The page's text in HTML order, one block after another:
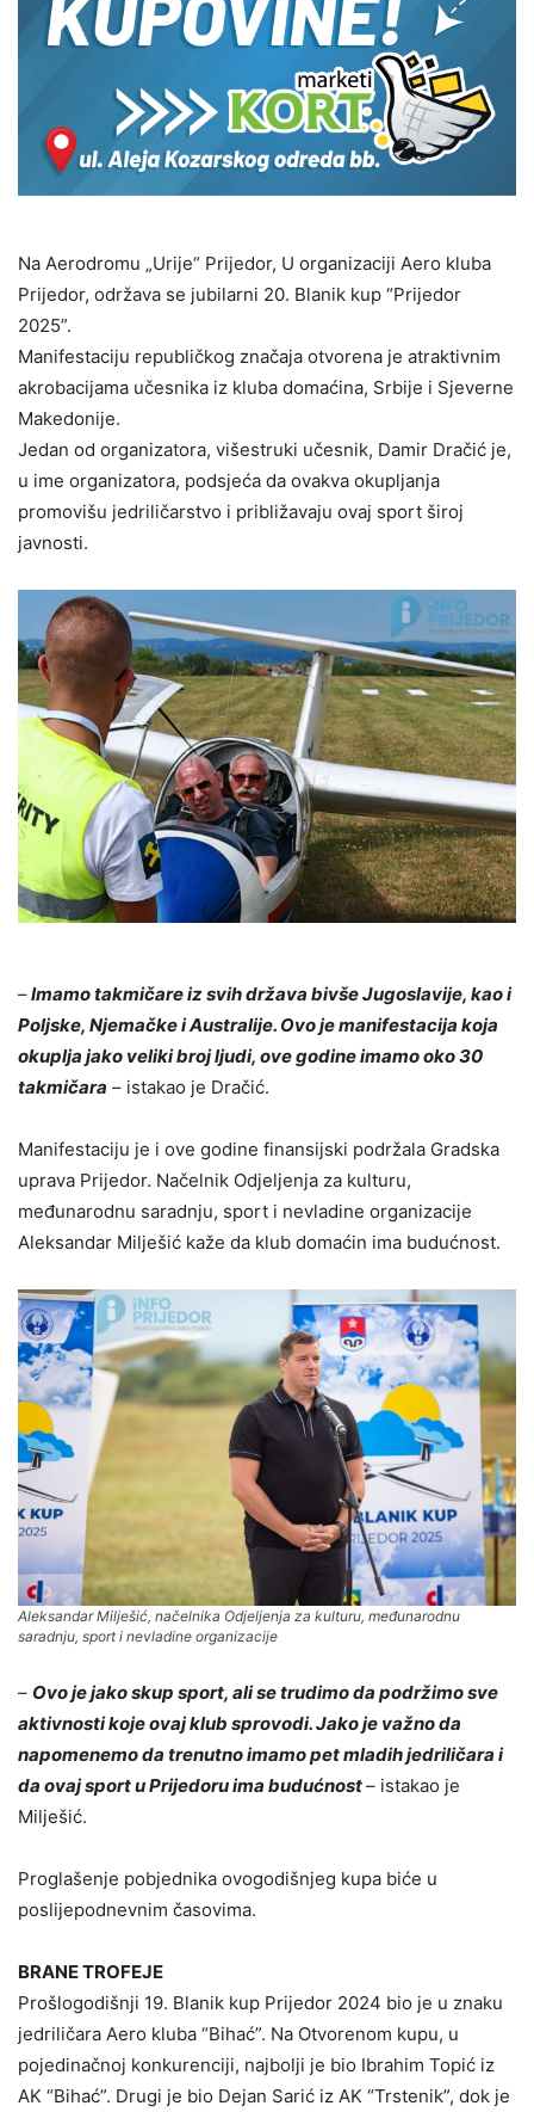
Na Aerodromu „Urije“ Prijedor, U organizaciji Aero kluba
Prijedor, održava se jubilarni 20. Blanik kup “Prijedor
2025”.
Manifestaciju republičkog značaja otvorena je atraktivnim
akrobacijama učesnika iz kluba domaćina, Srbije i Sjeverne
Makedonije.
Jedan od organizatora, višestruki učesnik, Damir Dračić je,
u ime organizatora, podsjeća da ovakva okupljanja
promovišu jedriličarstvo i približavaju ovaj sport široj
javnosti.
–Imamo takmičare iz svih država bivše Jugoslavije, kao i
Poljske, Njemačke i Australije. Ovo je manifestacija koja
okuplja jako veliki broj ljudi, ove godine imamo oko 30
takmičara – istakao je Dračić.
Manifestaciju je i ove godine finansijski podržala Gradska
uprava Prijedor. Načelnik Odjeljenja za kulturu,
međunarodnu saradnju, sport i nevladine organizacije
Aleksandar Milješić kaže da klub domaćin ima budućnost.
Aleksandar Milješić, načelnika Odjeljenja za kulturu, međunarodnu
saradnju, sport i nevladine organizacije
– Ovo je jako skup sport, ali se trudimo da podržimo sve
aktivnosti koje ovaj klub sprovodi. Jako je važno da
napomenemo da trenutno imamo pet mladih jedriličara i
da ovaj sport u Prijedoru ima budućnost– istakao je
Milješić.
Proglašenje pobjednika ovogodišnjeg kupa biće u
poslijepodnevnim časovima.
BRANE TROFEJE
Prošlogodišnji 19. Blanik kup Prijedor 2024 bio je u znaku
jedriličara Aero kluba “Bihać”. Na Otvorenom kupu, u
pojedinačnoj konkurenciji, najbolji je bio Ibrahim Topić iz
AK “Bihać”. Drugi je bio Dejan Sarić iz AK “Trstenik”, dok je